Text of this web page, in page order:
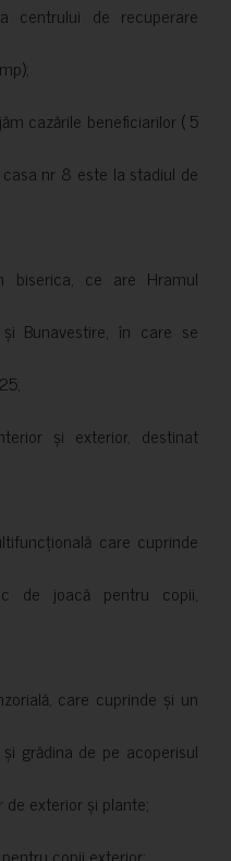
centrului de recuperare
cazările beneficiarilor ( 5
nr 8 este la stadiul de
biserica, ce are Hramul
Bunavestire, în care se
și exterior, destinat
care cuprinde
de joacă pentru copii,
care cuprinde și un
grădina de pe acoperisul
exterior și plante;